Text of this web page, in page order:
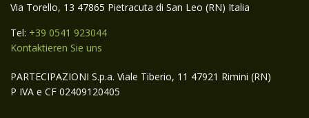
Via Torello, 13 47865 Pietracuta di San Leo (RN) Italia
Tel: +39 0541 923044
Kontaktieren Sie uns
PARTECIPAZIONI S.p.a. Viale Tiberio, 11 47921 Rimini (RN)
P IVA e CF 02409120405